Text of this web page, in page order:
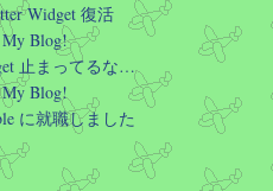
· 2026/08/03 06:31
支援するような活動 (高名な公
ていたドメインのリリース)
よい団体がやるということ自体
のでは…? ドメイン管理料なん
、国の予算で永久に保持しろ
Widget 復活
My Blog!
止まってるな…
Blog!
に就職しました